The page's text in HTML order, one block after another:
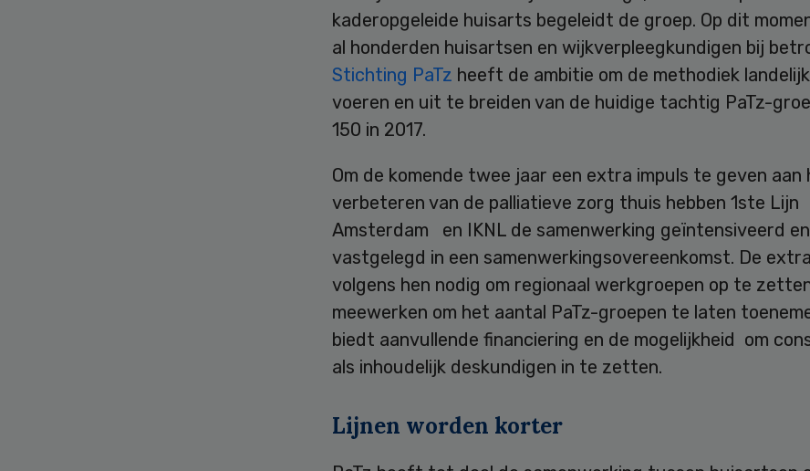
kaderopgeleide huisarts begeleidt de groep. Op dit
al honderden huisartsen en wijkverpleegkundigen bij
Stichting PaTz heeft de ambitie om de methodiek
voeren en uit te breiden van de huidige tachtig PaTz-
150 in 2017.
Om de komende twee jaar een extra impuls te geven aan
verbeteren van de palliatieve zorg thuis hebben 1ste Lijn
Amsterdam en IKNL de samenwerking geïntensiveerd
vastgelegd in een samenwerkingsovereenkomst. De
volgens hen nodig om regionaal werkgroepen op te
meewerken om het aantal PaTz-groepen te laten
biedt aanvullende financiering en de mogelijkheid om
als inhoudelijk deskundigen in te zetten.
Lijnen worden korter